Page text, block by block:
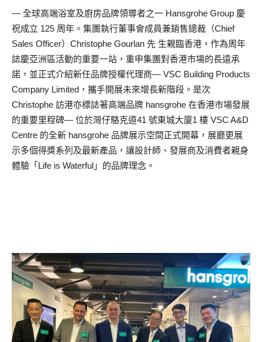
— 全球高端浴室及廚房品牌領導者之一 Hansgrohe Group 慶
祝成立 125 周年。集團執行董事會成員兼銷售總裁（Chief
Sales Officer）Christophe Gourlan 先 生親臨香港，作為周年
誌慶亞洲區活動的重要一站，重申集團對香港市場的長遠承
諾，並正式介紹新任品牌授權代理商— VSC Building Products
Company Limited，攜手開展未來增長新階段。是次
Christophe 訪港亦標誌著高端品牌 hansgrohe 在香港市場發展
的重要里程碑— 位於灣仔駱克道41 號東城大廈1 樓 VSC A&D
Centre 的全新 hansgrohe 品牌展示空間正式開幕，展廳更展
示多個得獎系列及最新產品，讓設計師、發展商及消費者親身
體驗「Life is Waterful」的品牌理念。